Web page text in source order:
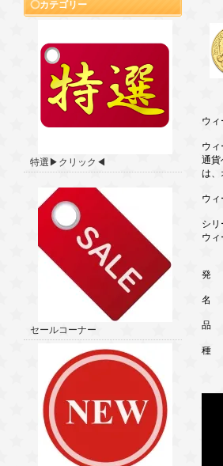
カテゴリー
特選▶クリック◀
セールコーナー
ウィ
ウ
通貨
は、
ウ
シ
ウ
発
名
品
種